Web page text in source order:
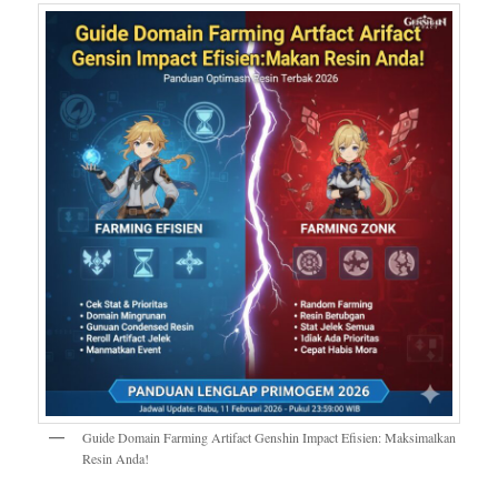
Guide Domain Farming Artifact Genshin Impact Efisien: Maksimalkan
Resin Anda!